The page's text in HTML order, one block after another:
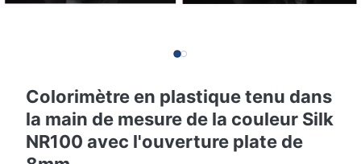
Colorimètre en plastique tenu dans
la main de mesure de la couleur Silk
NR100 avec l'ouverture plate de